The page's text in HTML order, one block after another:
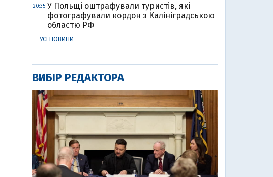
20:35 У Польщі оштрафували туристів, які
фотографували кордон з Калініградською
областю РФ
УСІ НОВИНИ
ВИБІР РЕДАКТОРА